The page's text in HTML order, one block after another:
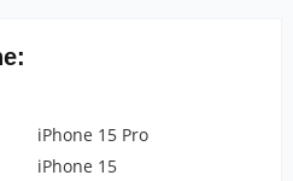
iPhone 15 Pro
iPhone 15